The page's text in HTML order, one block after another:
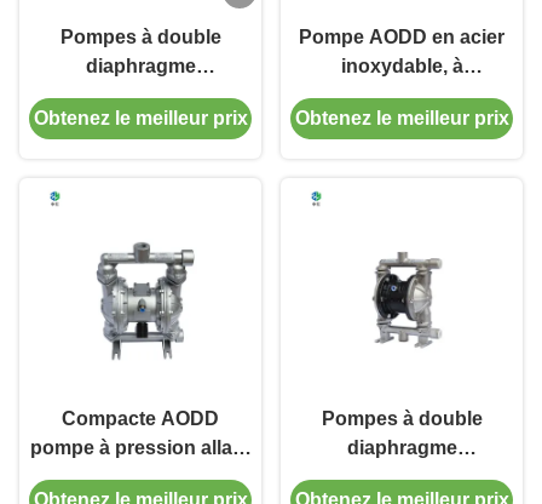
Pompes à double
diaphragme
pneumatiques à
pression allant jusqu'à
assurer des opérations
de transfert de fluides
sûres
Obtenez le meilleur prix
Pompe AODD en acier
inoxydable, à
entraînement
pneumatique, conçue
jusqu'à 300°F, adaptée à
Obtenez le meilleur prix
Compacte AODD
pompe à pression allant
jusqu'à 300 PSI efficace
Pompes à double
diaphragme
pneumatiques de 1/4" à